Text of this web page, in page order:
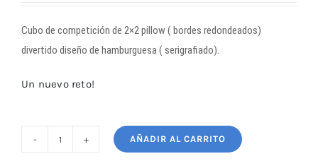
Cubo de competición de 2×2 pillow ( bordes redondeados)
divertido diseño de hamburguesa ( serigrafiado).
Un nuevo reto!
AÑADIR AL CARRITO